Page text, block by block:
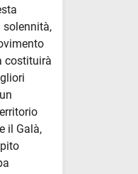
costituirà
il Galà,